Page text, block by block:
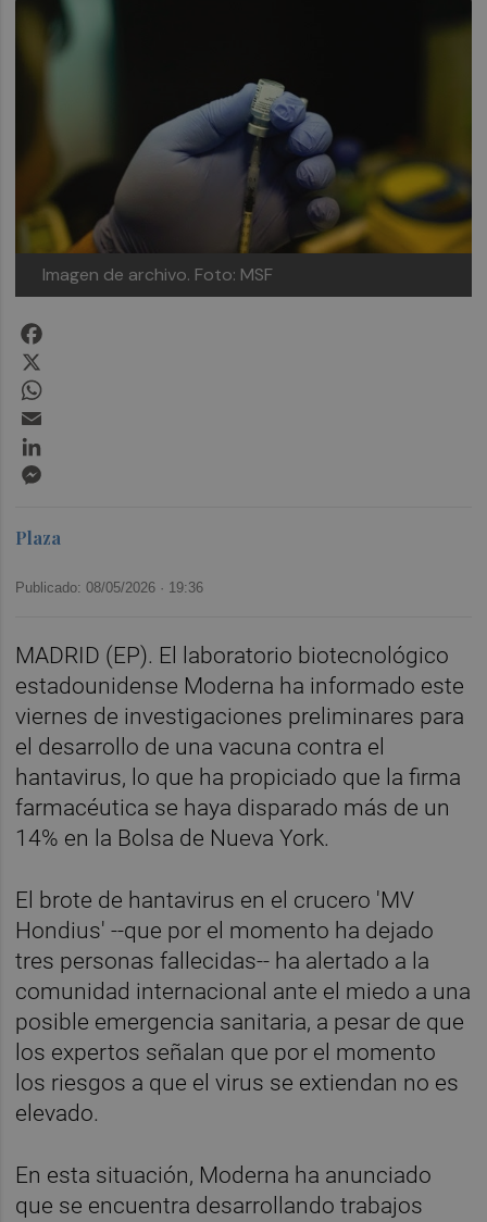
Imagen de archivo. Foto: MSF
Plaza
Publicado: 08/05/2026 · 19:36
MADRID (EP). El laboratorio biotecnológico
estadounidense Moderna ha informado este
viernes de investigaciones preliminares para
el desarrollo de una vacuna contra el
hantavirus, lo que ha propiciado que la firma
farmacéutica se haya disparado más de un
14% en la Bolsa de Nueva York.
El brote de hantavirus en el crucero 'MV
Hondius' --que por el momento ha dejado
tres personas fallecidas-- ha alertado a la
comunidad internacional ante el miedo a una
posible emergencia sanitaria, a pesar de que
los expertos señalan que por el momento
los riesgos a que el virus se extiendan no es
elevado.
En esta situación, Moderna ha anunciado
que se encuentra desarrollando trabajos